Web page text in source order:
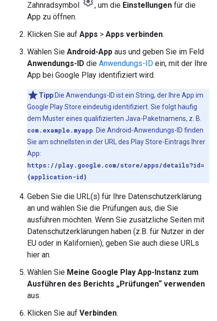
Zahnradsymbol
, um die Einstellungen für die
App zu öffnen.
Klicken Sie auf Apps > Apps verbinden.
Wählen Sie Android-App aus und geben Sie im Feld
Anwendungs-ID die Anwendungs-ID ein, mit der Ihre
App bei Google Play identifiziert wird.
Tipp:Die Anwendungs-ID ist ein String, der Ihre App im
Google Play Store eindeutig identifiziert. Sie folgt häufig
dem Muster eines qualifizierten Java-Paketnamens, z. B.
com.example.myapp . Die Android-Anwendungs-ID finden
Sie am schnellsten in der URL des Play Store-Eintrags Ihrer
App:
https://play.google.com/store/apps/details?id=
{application-id}
Geben Sie die URL(s) für Ihre Datenschutzerklärung
an und wählen Sie die Prüfungen aus, die Sie
ausführen möchten. Wenn Sie zusätzliche Seiten mit
Datenschutzerklärungen haben (z.B. für Nutzer in der
EU oder in Kalifornien), geben Sie auch diese URLs
hier an.
Wählen Sie Meine Google Play App-Instanz zum
Ausführen des Berichts „Prüfungen“ verwenden
aus.
Klicken Sie auf Verbinden.